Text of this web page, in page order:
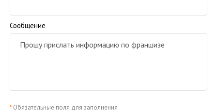
Сообщение
* Обязательные поля для заполнения